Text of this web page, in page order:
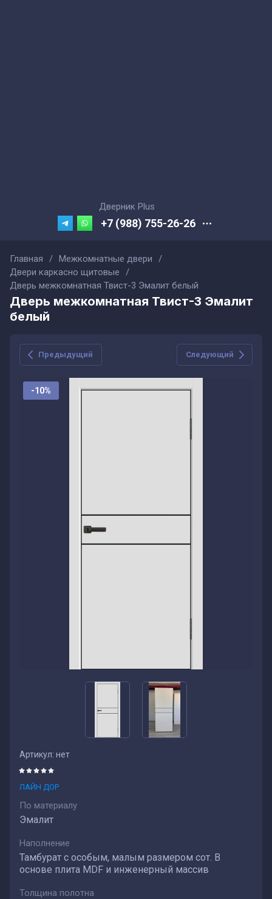
Дверник Plus
+7 (988) 755-26-26
Главная / Межкомнатные двери
/
Двери каркасно щитовые
/
Дверь межкомнатная Твист-3 Эмалит белый
Дверь межкомнатная Твист-3 Эмалит
белый
Предыдущий Следующий
-10%
Артикул: нет
ЛАЙН ДОР
По материалу
Эмалит
Наполнение
Тамбурат с особым, малым размером сот. В
основе плита MDF и инженерный массив
Толщина полотна